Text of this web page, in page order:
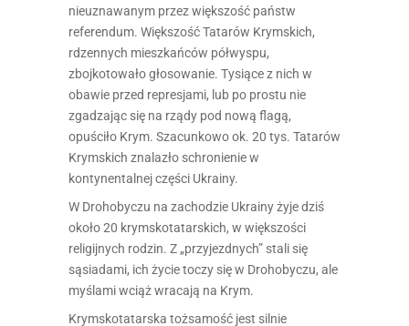
nieuznawanym przez większość państw
referendum. Większość Tatarów Krymskich,
rdzennych mieszkańców półwyspu,
zbojkotowało głosowanie. Tysiące z nich w
obawie przed represjami, lub po prostu nie
zgadzając się na rządy pod nową flagą,
opuściło Krym. Szacunkowo ok. 20 tys. Tatarów
Krymskich znalazło schronienie w
kontynentalnej części Ukrainy.
W Drohobyczu na zachodzie Ukrainy żyje dziś
około 20 krymskotatarskich, w większości
religijnych rodzin. Z „przyjezdnych” stali się
sąsiadami, ich życie toczy się w Drohobyczu, ale
myślami wciąż wracają na Krym.
Krymskotatarska tożsamość jest silnie